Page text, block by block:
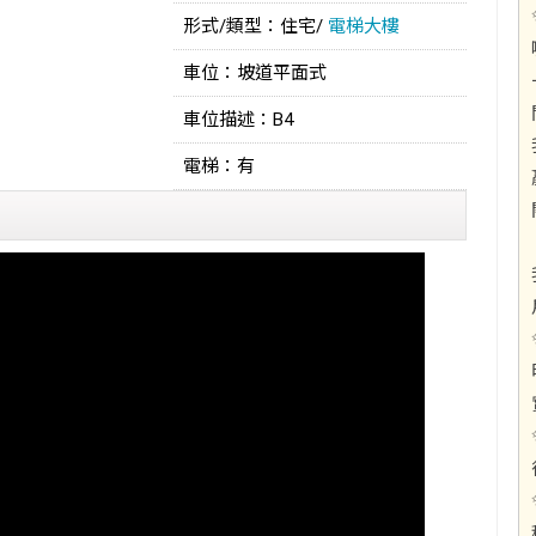
形式/類型：住宅/ 電梯大樓
車位：坡道平面式
車位描述：B4
電梯：有